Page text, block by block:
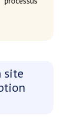
site